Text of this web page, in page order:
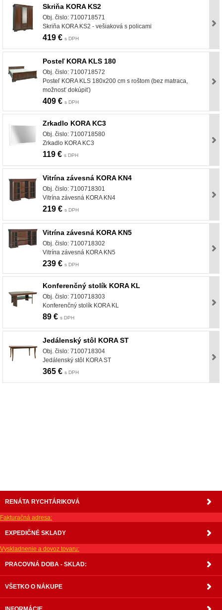
Skriňa KORA KS2
Obj. čislo: 7100718571
Skriňa KORA KS2 - vešiaková s policami
419 € s DPH
Posteľ KORA KLS 180
Obj. čislo: 7100718572
Posteľ KORA KLS 180x200 cm s roštom (bez matraca,
možnosť dokúpiť)
409 € s DPH
Zrkadlo KORA KC3
Obj. čislo: 7100718580
Zrkadlo KORA KC3
119 € s DPH
Vitrína závesná KORA KN4
Obj. čislo: 7100718301
Vitrína závesná KORA KN4
219 € s DPH
Vitrína závesná KORA KN5
Obj. čislo: 7100718302
Vitrína závesná KORA KN5
239 € s DPH
Konferenčný stolík KORA KL
Obj. čislo: 7100718303
Konferenčný stolík KORA KL
89 € s DPH
Jedálenský stôl KORA ST
Obj. čislo: 7100718304
Jedálenský stôl KORA ST
365 € s DPH
RENÁTA RYCHTÁRIKOVÁ
Fakturačná adresa:
EXPEDIČNÉ SKLADY
Vyskladnenie a dovoz tovaru:
PRACOVNÁ DOBA - SKLAD:
VŠETKO O NÁKUPE